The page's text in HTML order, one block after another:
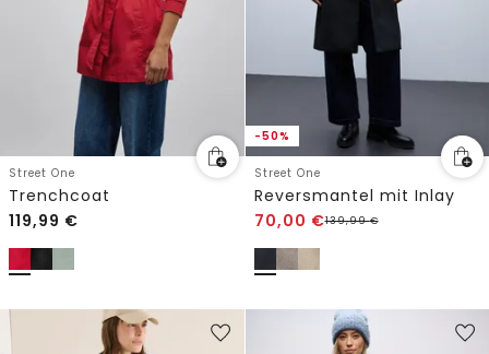
Street One
Trenchcoat
119,99 €
-50%
Street One
Reversmantel mit Inlay
70,00 €139,99€